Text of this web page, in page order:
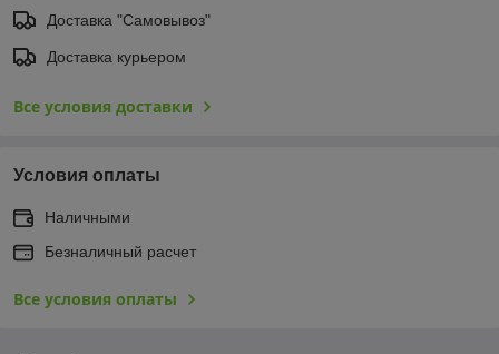
Доставка "Самовывоз"
Доставка курьером
Все условия доставки
Условия оплаты
Наличными
Безналичный расчет
Все условия оплаты